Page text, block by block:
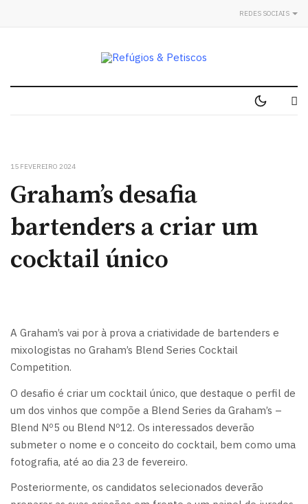
REDES SOCIAIS
15 FEVEREIRO 2024
Graham’s desafia
bartenders a criar um
cocktail único
A Graham’s vai por à prova a criatividade de bartenders e
mixologistas no Graham’s Blend Series Cocktail
Competition.
O desafio é criar um cocktail único, que destaque o perfil de
um dos vinhos que compõe a Blend Series da Graham’s –
Blend Nº5 ou Blend Nº12. Os interessados deverão
submeter o nome e o conceito do cocktail, bem como uma
fotografia, até ao dia 23 de fevereiro.
Posteriormente, os candidatos selecionados deverão